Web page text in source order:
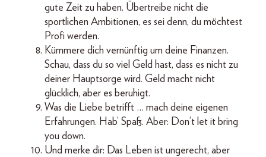
gute Zeit zu haben. Übertreibe nicht die
sportlichen Ambitionen, es sei denn, du möchtest
Profi werden.
Kümmere dich vernünftig um deine Finanzen.
Schau, dass du so viel Geld hast, dass es nicht zu
deiner Haupt­sorge wird. Geld macht nicht
glücklich, aber es beruhigt.
Was die Liebe betrifft … mach deine eigenen
Erfahrungen. Hab’ Spaß. Aber: Don’t let it bring
you down.
Und merke dir: Das Leben ist ungerecht, aber